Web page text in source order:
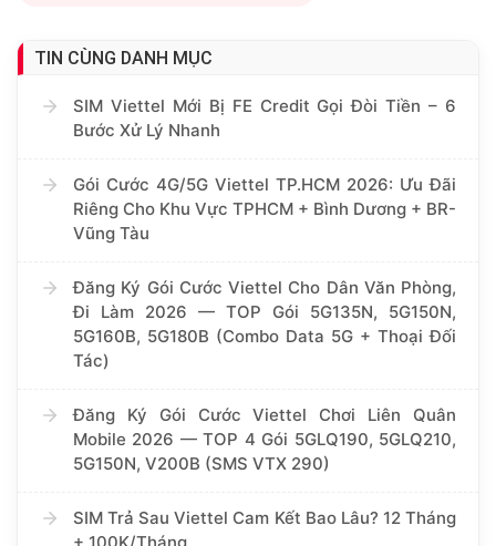
TIN CÙNG DANH MỤC
SIM Viettel Mới Bị FE Credit Gọi Đòi Tiền – 6
Bước Xử Lý Nhanh
Gói Cước 4G/5G Viettel TP.HCM 2026: Ưu Đãi
Riêng Cho Khu Vực TPHCM + Bình Dương + BR-
Vũng Tàu
Đăng Ký Gói Cước Viettel Cho Dân Văn Phòng,
Đi Làm 2026 — TOP Gói 5G135N, 5G150N,
5G160B, 5G180B (Combo Data 5G + Thoại Đối
Tác)
Đăng Ký Gói Cước Viettel Chơi Liên Quân
Mobile 2026 — TOP 4 Gói 5GLQ190, 5GLQ210,
5G150N, V200B (SMS VTX 290)
SIM Trả Sau Viettel Cam Kết Bao Lâu? 12 Tháng
+ 100K/Tháng